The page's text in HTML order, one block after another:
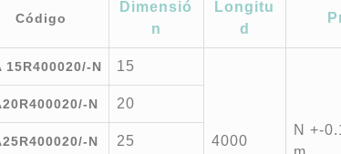
Código
Dimensió
n
Longitu
d
15R400020/-N 15
4000
N +-
N 20
N 25